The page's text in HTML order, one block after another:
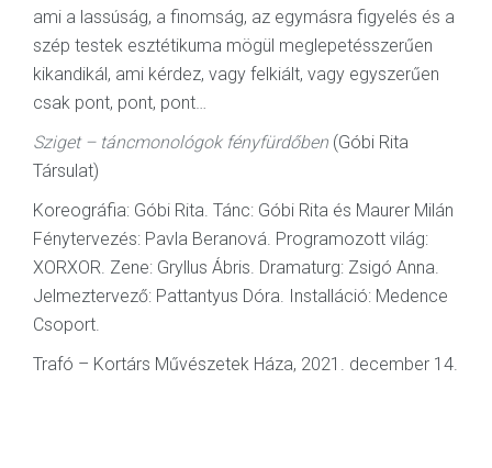
ami a lassúság, a finomság, az egymásra figyelés és a
szép testek esztétikuma mögül meglepetésszerűen
kikandikál, ami kérdez, vagy felkiált, vagy egyszerűen
csak pont, pont, pont…
Sziget – táncmonológok fényfürdőben (Góbi Rita
Társulat)
Koreográfia: Góbi Rita. Tánc: Góbi Rita és Maurer Milán
Fénytervezés: Pavla Beranová. Programozott világ:
XORXOR. Zene: Gryllus Ábris. Dramaturg: Zsigó Anna.
Jelmeztervező: Pattantyus Dóra. Installáció: Medence
Csoport.
Trafó – Kortárs Művészetek Háza, 2021. december 14.